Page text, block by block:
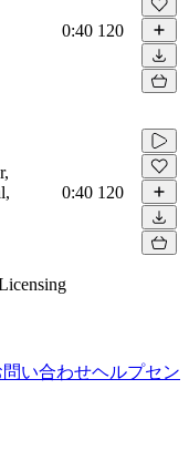
0:40 120
0:40 120
問い合わせヘルプセン